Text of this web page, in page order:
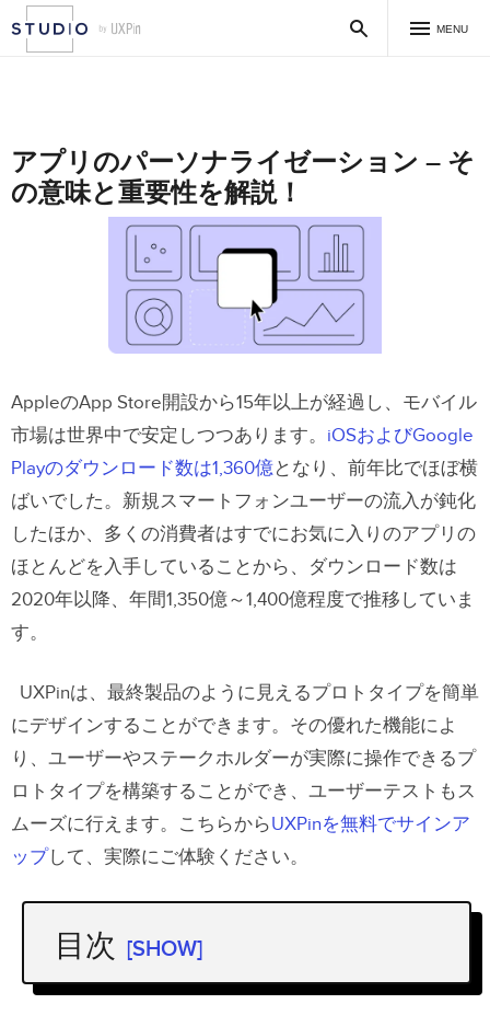
MENU
アプリのパーソナライゼーション – そ
の意味と重要性を解説！
AppleのApp Store開設から15年以上が経過し、モバイル
市場は世界中で安定しつつあります。 iOSおよびGoogle
Playのダウンロード数は1,360億となり、前年比でほぼ横
ばいでした。新規スマートフォンユーザーの流入が鈍化
したほか、多くの消費者はすでにお気に入りのアプリの
ほとんどを入手していることから、ダウンロード数は
2020年以降、年間1,350億～1,400億程度で推移していま
す。
UXPinは、最終製品のように見えるプロトタイプを簡単
にデザインすることができます。その優れた機能によ
り、ユーザーやステークホルダーが実際に操作できるプ
ロトタイプを構築することができ、ユーザーテストもス
ムーズに行えます。こちらからUXPinを無料でサインア
ップして 、実際にご体験ください。
目次 [SHOW]
アプリのパーソナライゼーションとは